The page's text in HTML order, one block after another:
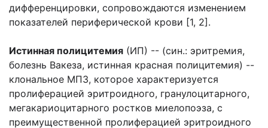
дифференцировки, сопровождаются изменением
показателей периферической крови [1, 2].
Истинная полицитемия (ИП) -- (син.: эритремия,
болезнь Вакеза, истинная красная полицитемия) --
клональное МПЗ, которое характеризуется
пролиферацией эритроидного, гранулоцитарного,
мегакариоцитарного ростков миелопоэза, с
преимущественной пролиферацией эритроидного